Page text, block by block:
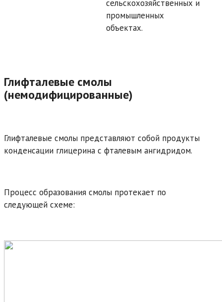
сельскохозяйственных и
промышленных
объектах.
Глифталевые смолы
(немодифицированные)
Глифталевые смолы представляют собой продукты
конденсации глицерина с фталевым ангидридом.
Процесс образования смолы протекает по
cледующей схеме: